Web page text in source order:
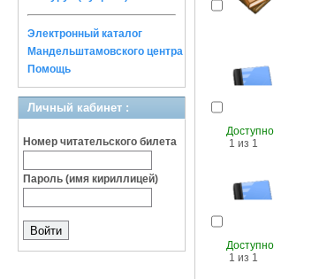
Электронный каталог
Мандельштамовского центра
Помощь
Личный кабинет :
Номер читательского билета
Пароль (имя кириллицей)
Доступно
1 из 1
Доступно
1 из 1